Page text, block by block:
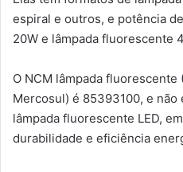
espiral e outros, e potência
20W e lâmpada fluorescente
O NCM lâmpada
Mercosul) é 85393100, e não
lâmpada fluorescente LED,
durabilidade e eficiência